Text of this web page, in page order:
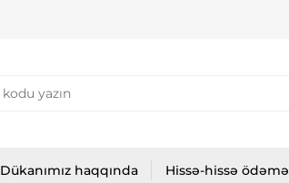
Dükanımız haqqında Hissə-hissə ödəmə